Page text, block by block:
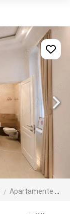
Apartamente de vanzare